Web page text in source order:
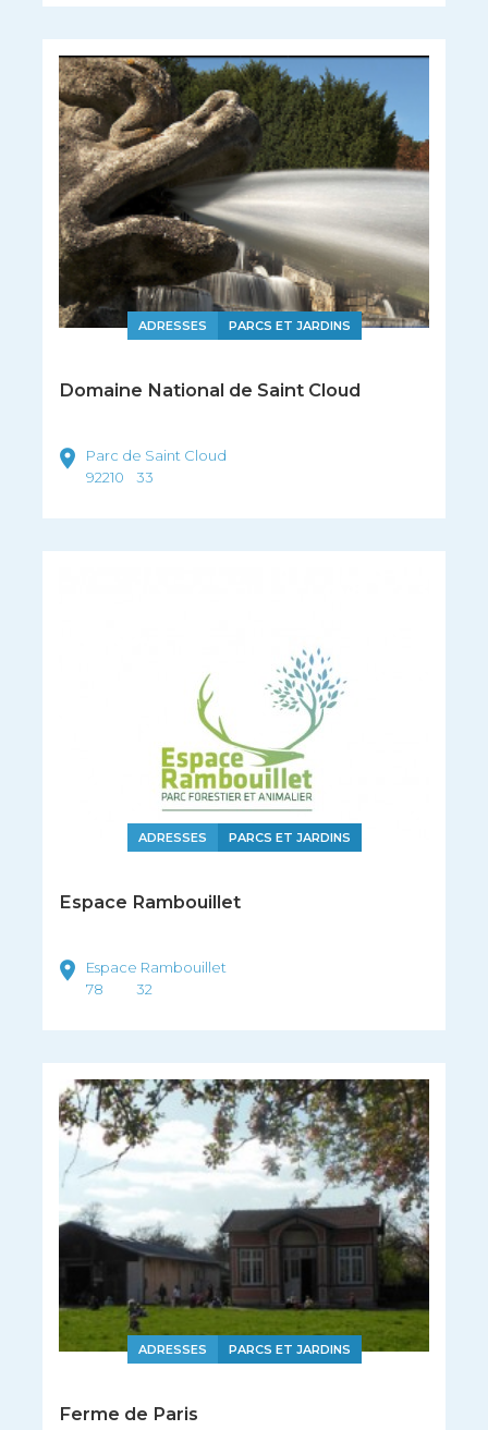
ADRESSES PARCS ET JARDINS
Domaine National de Saint Cloud
Parc de Saint Cloud
92210
33
ADRESSES PARCS ET JARDINS
Espace Rambouillet
Espace Rambouillet
78
32
ADRESSES PARCS ET JARDINS
Ferme de Paris